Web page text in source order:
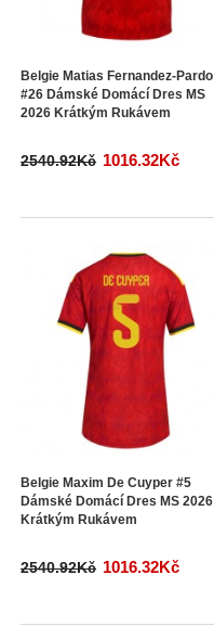
Belgie Matias Fernandez-Pardo
#26 Dámské Domácí Dres MS
2026 Krátkým Rukávem
2540.92Kč 1016.32Kč
Belgie Maxim De Cuyper #5
Dámské Domácí Dres MS 2026
Krátkým Rukávem
2540.92Kč 1016.32Kč